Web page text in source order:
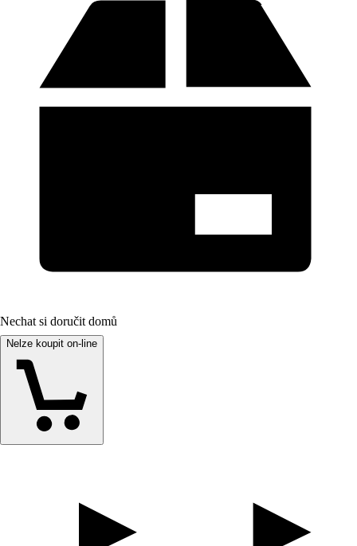
Nechat si doručit domů
Nelze koupit on-line